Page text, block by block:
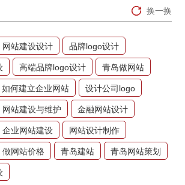
换一换
网站建设设计 品牌logo设计
高端品牌logo设计 青岛做网站
如何建立企业网站 设计公司logo
网站建设与维护 金融网站设计
企业网站建设 网站设计制作
做网站价格 青岛建站 青岛网站策划